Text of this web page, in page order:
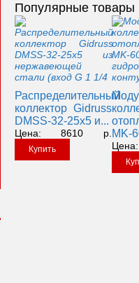
Популярные товары
Распределительный
коллектор Gidruss
DMSS-32-25x5 и...
Цена: 8610 р.
Купить
MK-
Цена: